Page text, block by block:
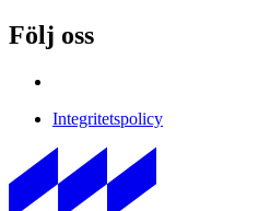
Följ oss
Integritetspolicy